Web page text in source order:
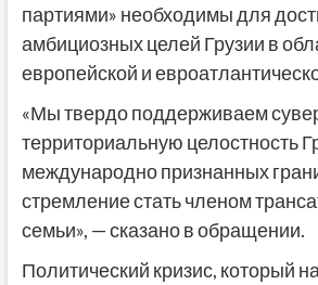
партиями» необходимы для
амбициозных целей Грузии в
европейской и
«Мы твердо поддерживаем
территориальную целостность
международно признанных
стремление стать членом
семьи», — сказано в обращении.
Политический кризис, который